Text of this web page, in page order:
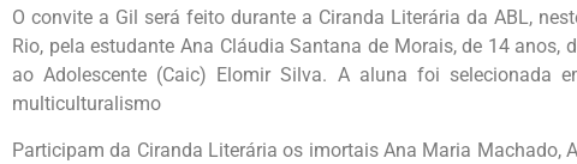
O convite a Gil será feito durante a Ciranda Literária da ABL,
Rio, pela estudante Ana Cláudia Santana de Morais, de 14 anos,
ao Adolescente (Caic) Elomir Silva. A aluna foi selecionada
multiculturalismo
Participam da Ciranda Literária os imortais Ana Maria Machado,